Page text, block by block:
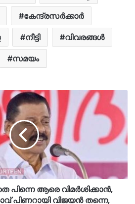
കേന്ദ്രസർക്കാർ
നീട്ടി വിവരങ്ങൾ
സമയം
പിന്നെ ആരെ വിമര്‍ശിക്കാന്‍,
പിണറായി വിജയൻ തന്നെ,